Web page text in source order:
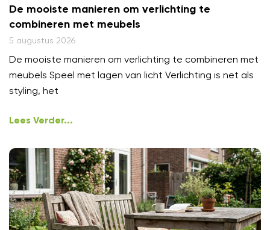
De mooiste manieren om verlichting te
combineren met meubels
5 augustus 2026
De mooiste manieren om verlichting te combineren met
meubels Speel met lagen van licht Verlichting is net als
styling, het
Lees Verder...